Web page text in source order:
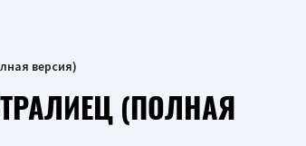
версия)
(ПОЛНАЯ